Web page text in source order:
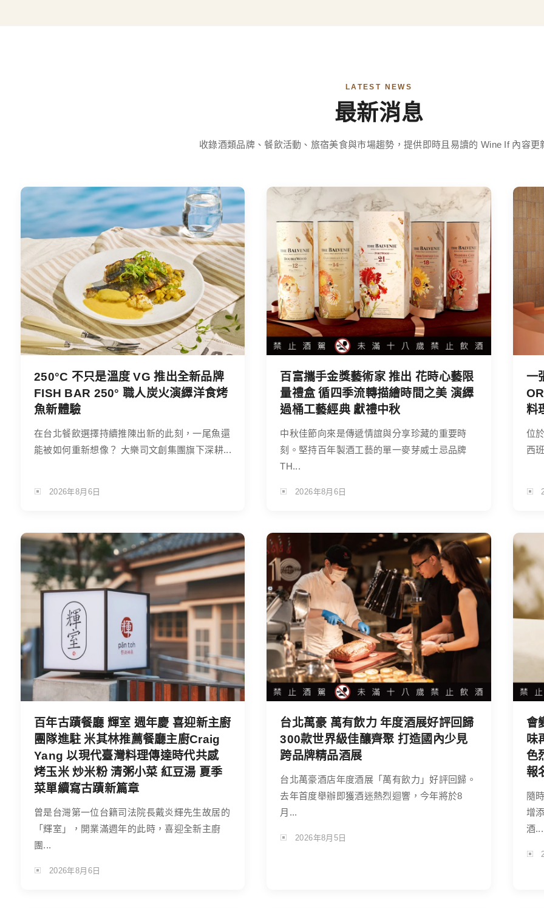
LATEST NEWS
最新消息
收錄酒類品牌、餐飲活動、旅宿美食與市場趨勢，提供即時且易讀的 Wine If 內容更
250°C 不只是溫度 VG 推出全新品牌
FISH BAR 250° 職人炭火演繹洋食烤
魚新體驗
在台北餐飲選擇持續推陳出新的此刻，一尾魚還
能被如何重新想像？ 大樂司文創集團旗下深耕...
2026年8月6日
百富攜手金獎藝術家 推出 花時心藝限
量禮盒 循四季流轉描繪時間之美 演繹
過桶工藝經典 獻禮中秋
中秋佳節向來是傳遞情誼與分享珍藏的重要時
刻。堅持百年製酒工藝的單一麥芽威士忌品牌
TH...
2026年8月6日
一
料
位
西
百年古蹟餐廳 輝室 週年慶 喜迎新主廚
團隊進駐 米其林推薦餐廳主廚Craig
Yang 以現代臺灣料理傳達時代共感
烤玉米 炒米粉 清粥小菜 紅豆湯 夏季
菜單續寫古蹟新篇章
曾是台灣第一位台籍司法院長戴炎輝先生故居的
「輝室」，開業滿週年的此時，喜迎全新主廚
團...
2026年8月6日
台北萬豪 萬有飲力 年度酒展好評回歸
300款世界級佳釀齊聚 打造國內少見
跨品牌精品酒展
台北萬豪酒店年度酒展「萬有飲力」好評回歸。
去年首度舉辦即獲酒迷熱烈迴響，今年將於8
月...
2026年8月5日
會
味
色
報
隨
增
酒...